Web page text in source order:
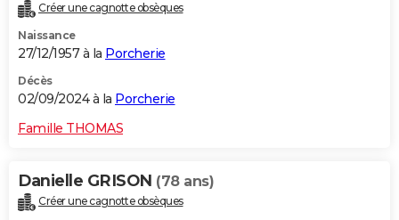
Créer une cagnotte obsèques
Naissance
27/12/1957 à la Porcherie
Décès
02/09/2024 à la Porcherie
Famille THOMAS
Danielle GRISON (78 ans)
Créer une cagnotte obsèques